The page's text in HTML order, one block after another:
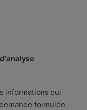
informations qui
formulée.